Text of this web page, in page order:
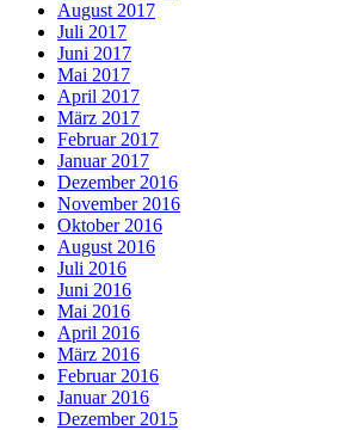
August 2017
Juli 2017
Juni 2017
Mai 2017
April 2017
März 2017
Februar 2017
Januar 2017
Dezember 2016
November 2016
Oktober 2016
August 2016
Juli 2016
Juni 2016
Mai 2016
April 2016
März 2016
Februar 2016
Januar 2016
Dezember 2015